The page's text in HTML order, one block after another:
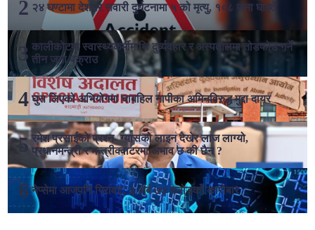
२४ घण्टामा देशभर सवारी दुर्घटनामा ५ को मृत्यु, १०८ जना घाइते
कालीकोटमा स्वास्थ्यकर्मीमाथि दुर्व्यवहार र अस्पतालमा तोडफोड गर्ने
तीन जना पक्राउ
घुस लिएको अभियोगमा चाबहिल नापीका अमिनविरुद्ध मुद्दा दायर
रमेश प्रसाईको प्रश्न- ग्यासको लाइन देखेर लाज लाग्यो,
प्रधानमन्त्री र मन्त्रीक्वाटरमा अभाव छ की छैन ?
नेप्सेमा आजपनि गिरावट, ३ अर्ब ७७ करोडको कारोबार